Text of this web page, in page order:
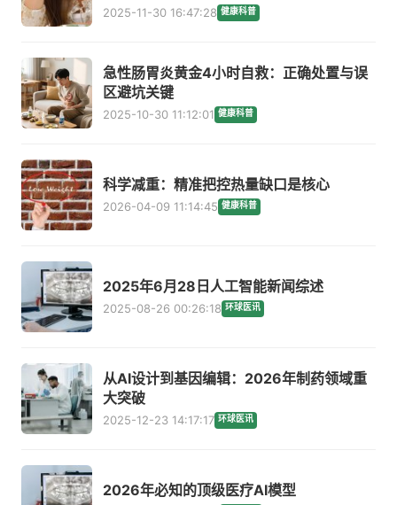
2025-11-30 16:47:28 健康科普
急性肠胃炎黄金4小时自救：正确处置与误
区避坑关键
2025-10-30 11:12:01 健康科普
科学减重：精准把控热量缺口是核心
2026-04-09 11:14:45 健康科普
2025年6月28日人工智能新闻综述
2025-08-26 00:26:18 环球医讯
从AI设计到基因编辑：2026年制药领域重
大突破
2025-12-23 14:17:17 环球医讯
2026年必知的顶级医疗AI模型